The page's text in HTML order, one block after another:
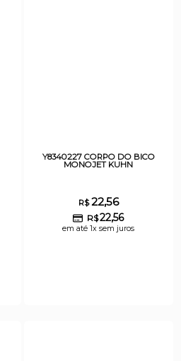
Y8340227 CORPO DO BICO
MONOJET KUHN
R$22,56
R$22,56
em até 1x sem juros